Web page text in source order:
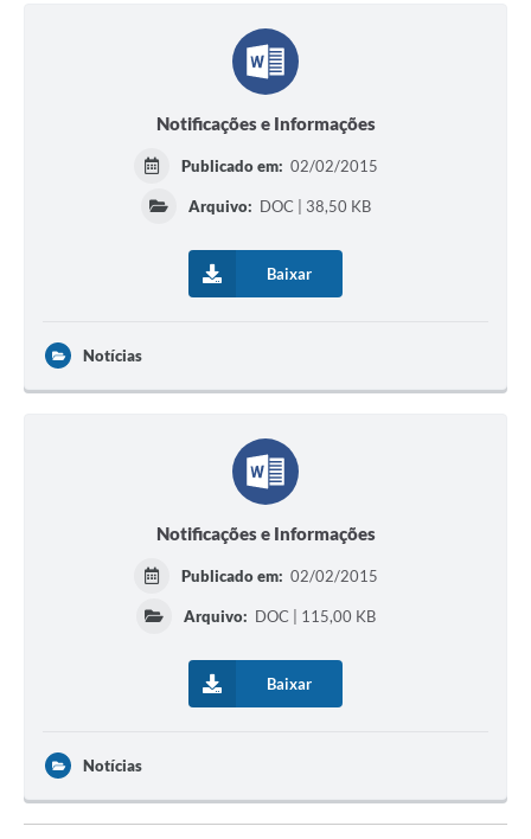
Notificações e Informações
Publicado em: 02/02/2015
Arquivo: DOC | 38,50 KB
Baixar
Notícias
Notificações e Informações
Publicado em: 02/02/2015
Arquivo: DOC | 115,00 KB
Baixar
Notícias